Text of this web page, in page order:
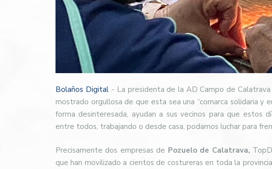
Bolaños Digital.- La presidenta de la AD Campo de Calatrava
mostrado orgullosa de que esta sea una “comarca solidaria y
forma desinteresada, ayudan a sus vecinos para que estos
entre todos, trabajando o desde casa, podamos luchar para
Precisamente dos empresas de Pozuelo de Calatrava,
que han movilizado a cientos de costureras en toda la